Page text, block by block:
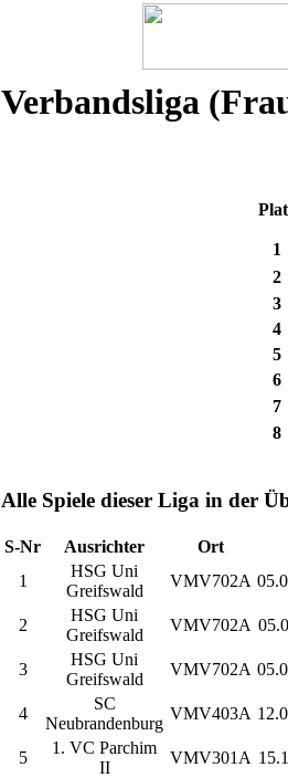
Verbandsliga
1
2
3
4
5
6
7
8
Alle Spiele dieser Liga in der
S-Nr Ausrichter
Ort
1
HSG Uni
Greifswald
VMV702A
2
HSG Uni
Greifswald
VMV702A
3
HSG Uni
Greifswald
VMV702A
4
SC
Neubrandenburg
VMV403A
5
1. VC Parchim
II
VMV301A